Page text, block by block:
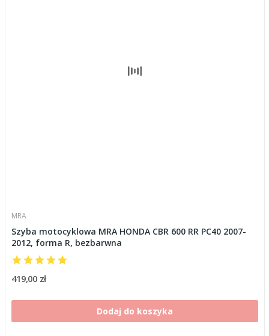
MRA
Szyba motocyklowa MRA HONDA CBR 600 RR PC40 2007-
2012, forma R, bezbarwna
419,00 zł
Dodaj do koszyka